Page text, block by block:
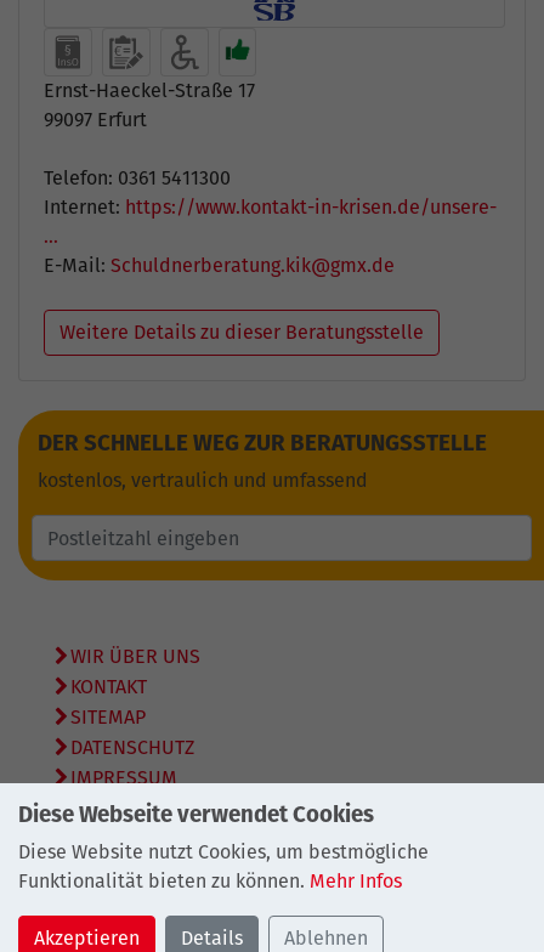
Ernst-Haeckel-Straße 17
99097 Erfurt
Telefon: 0361 5411300
Internet: https://www.kontakt-in-krisen.de/unsere-
…
E-Mail: Schuldnerberatung.kik@gmx.de
Weitere Details zu dieser Beratungsstelle
DER SCHNELLE WEG ZUR BERATUNGSSTELLE
kostenlos, vertraulich und umfassend
WIR ÜBER UNS
KONTAKT
SITEMAP
DATENSCHUTZ
IMPRESSUM
e.V.
Diese Webseite verwendet Cookies
Diese Website nutzt Cookies, um bestmögliche
Funktionalität bieten zu können. Mehr Infos
Akzeptieren Details Ablehnen